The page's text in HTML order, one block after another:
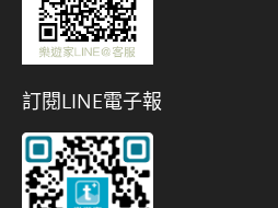
訂閱LINE電子報